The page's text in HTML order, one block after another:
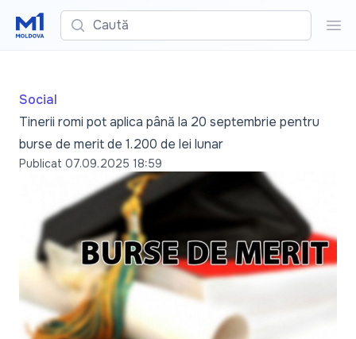
Caută
Social
Tinerii romi pot aplica până la 20 septembrie pentru
burse de merit de 1.200 de lei lunar
Publicat 07.09.2025 18:59